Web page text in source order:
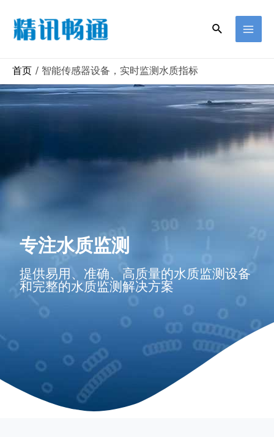
首页 智能传感器设备，实时监测水质指标
专注水质监测
提供易用、准确、高质量的水质监测设备
和完整的水质监测解决方案